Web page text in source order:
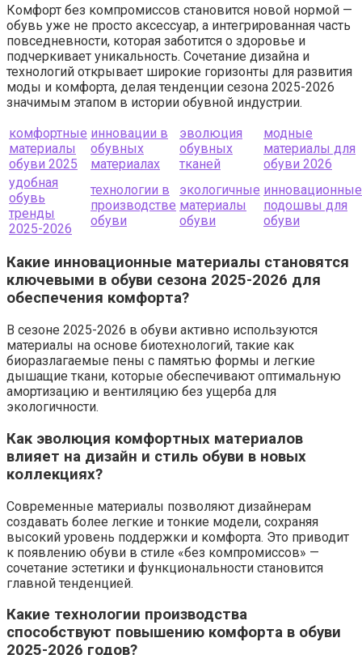
Комфорт без компромиссов становится новой нормой —
обувь уже не просто аксессуар, а интегрированная часть
повседневности, которая заботится о здоровье и
подчеркивает уникальность. Сочетание дизайна и
технологий открывает широкие горизонты для развития
моды и комфорта, делая тенденции сезона 2025-2026
значимым этапом в истории обувной индустрии.
комфортные
материалы
обуви 2025
инновации в
обувных
материалах
эволюция
обувных
тканей
модные
материалы для
обуви 2026
удобная
обувь
тренды
2025-2026
технологии в
производстве
обуви
экологичные
материалы
обуви
инновационные
подошвы для
обуви
Какие инновационные материалы становятся
ключевыми в обуви сезона 2025-2026 для
обеспечения комфорта?
В сезоне 2025-2026 в обуви активно используются
материалы на основе биотехнологий, такие как
биоразлагаемые пены с памятью формы и легкие
дышащие ткани, которые обеспечивают оптимальную
амортизацию и вентиляцию без ущерба для
экологичности.
Как эволюция комфортных материалов
влияет на дизайн и стиль обуви в новых
коллекциях?
Современные материалы позволяют дизайнерам
создавать более легкие и тонкие модели, сохраняя
высокий уровень поддержки и комфорта. Это приводит
к появлению обуви в стиле «без компромиссов» —
сочетание эстетики и функциональности становится
главной тенденцией.
Какие технологии производства
способствуют повышению комфорта в обуви
2025-2026 годов?